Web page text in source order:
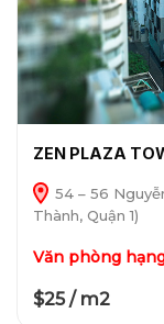
ZEN PLAZA
54 – 56
Thành, Quận 1)
Văn phòng
$25 / m2